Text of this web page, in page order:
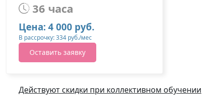
36 часа
Цена: 4 000 руб.
В рассрочку: 334 руб./мес
Оставить заявку
Действуют скидки при коллективном обучении